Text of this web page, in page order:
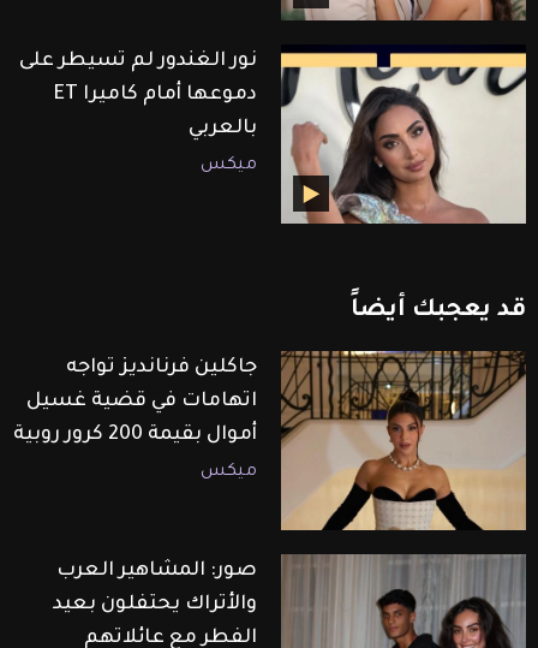
نور الغندور لم تسيطر على
دموعها أمام كاميرا ET
بالعربي
ميكس
قد يعجبك أيضاً
جاكلين فرنانديز تواجه
اتهامات في قضية غسيل
أموال بقيمة 200 كرور روبية
ميكس
صور: المشاهير العرب
والأتراك يحتفلون بعيد
الفطر مع عائلاتهم